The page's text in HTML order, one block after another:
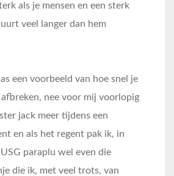
als je mensen en een sterk
veel langer dan hem
een voorbeeld van hoe snel je
nee voor mij voorlopig
jack meer tijdens een
en als het regent pak ik, in
paraplu wel even die
die ik, met veel trots, van